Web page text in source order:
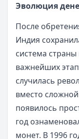
Эволюция
После
Индия
система
важнейших
случилась
вместо
появилось
год
монет. В 1996